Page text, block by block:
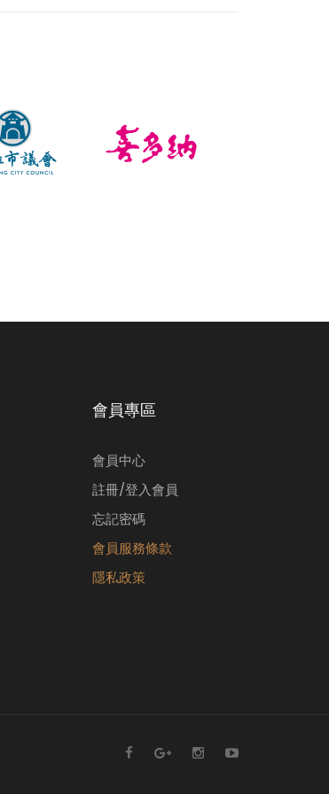
會員專區
會員中心
註冊/登入會員
忘記密碼
會員服務條款
隱私政策